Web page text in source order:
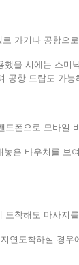
가거나 공항으
했을 시에는 스미
공항 드랍도 가능
드폰으로 모바일
은 바우처를 보
도착해도 마사지
연도착하실 경우